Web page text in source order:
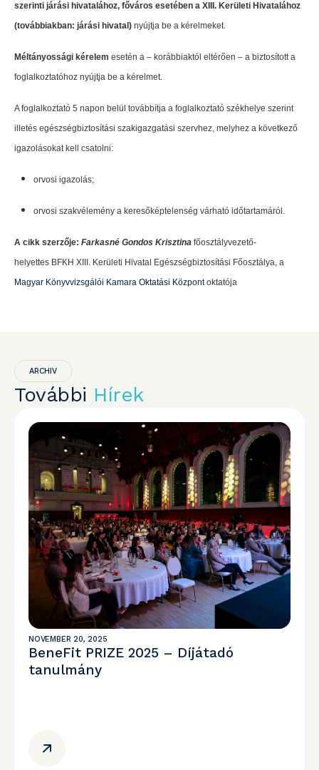
szerinti járási hivatalához, főváros esetében a XIII. Kerületi Hivatalához
(továbbiakban: járási hivatal) nyújtja be a kérelmeket.
Méltányossági kérelem esetén a – korábbiaktól eltérően – a biztosított a
foglalkoztatóhoz nyújtja be a kérelmet.
A foglalkoztató 5 napon belül továbbítja a foglalkoztató székhelye szerint
illetés egészségbiztosítási szakigazgatási szervhez, melyhez a következő
igazolásokat kell csatolni:
orvosi igazolás;
orvosi szakvélemény a keresőképtelenség várható időtartamáról.
A cikk szerzője: Farkasné Gondos Krisztina főosztályvezető-
helyettes BFKH XIII. Kerületi Hivatal Egészségbiztosítási Főosztálya, a
Magyar Könyvvizsgálói Kamara Oktatási Központoktatója
ARCHIV
További Hírek
NOVEMBER 20, 2025
BeneFit PRIZE 2025 – Díjátadó
tanulmány